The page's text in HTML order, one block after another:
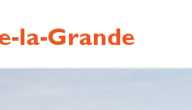
la-Grande